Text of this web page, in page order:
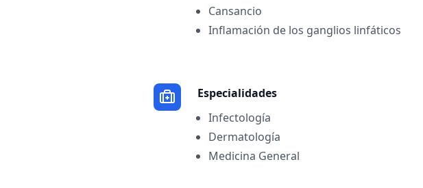
Cansancio
Inflamación de los ganglios linfáticos
Especialidades
Infectología
Dermatología
Medicina General